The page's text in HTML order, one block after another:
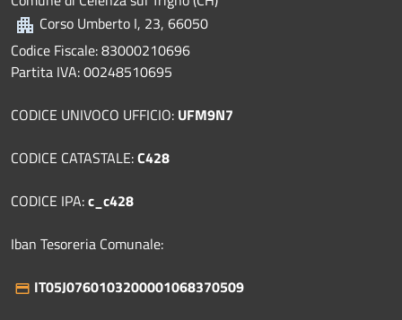
Corso Umberto I, 23, 66050
Codice Fiscale: 83000210696
Partita IVA: 00248510695
CODICE UNIVOCO UFFICIO: UFM9N7
CODICE CATASTALE:C428
CODICE IPA:c_c428
Iban Tesoreria Comunale:
IT05J0760103200001068370509